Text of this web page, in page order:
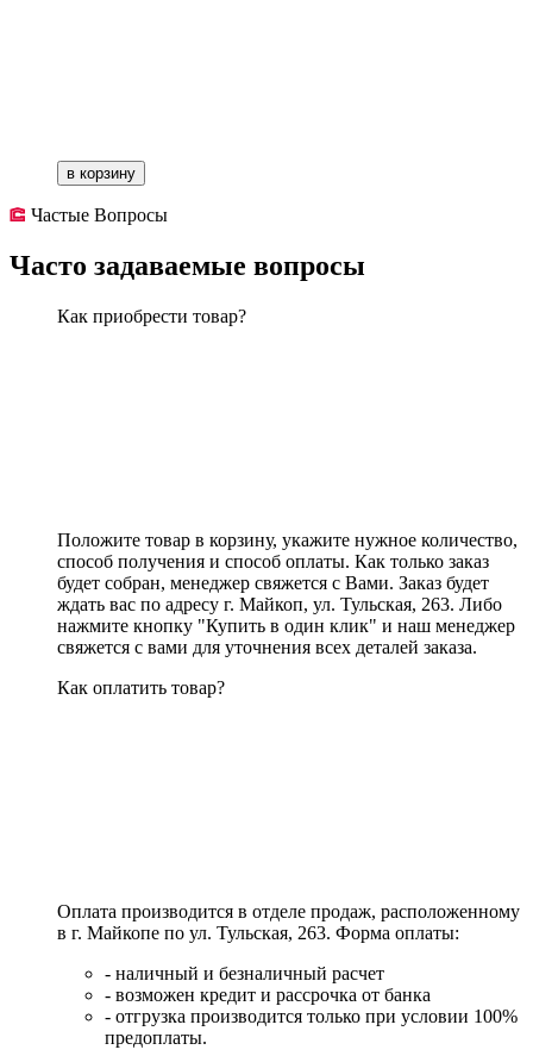
в корзину
Частые Вопросы
Часто задаваемые вопросы
Как приобрести товар?
Положите товар в корзину, укажите нужное количество,
способ получения и способ оплаты. Как только заказ
будет собран, менеджер свяжется с Вами. Заказ будет
ждать вас по адресу г. Майкоп, ул. Тульская, 263. Либо
нажмите кнопку "Купить в один клик" и наш менеджер
свяжется с вами для уточнения всех деталей заказа.
Как оплатить товар?
Оплата производится в отделе продаж, расположенному
в г. Майкопе по ул. Тульская, 263. Форма оплаты:
- наличный и безналичный расчет
- возможен кредит и рассрочка от банка
- отгрузка производится только при условии 100%
предоплаты.